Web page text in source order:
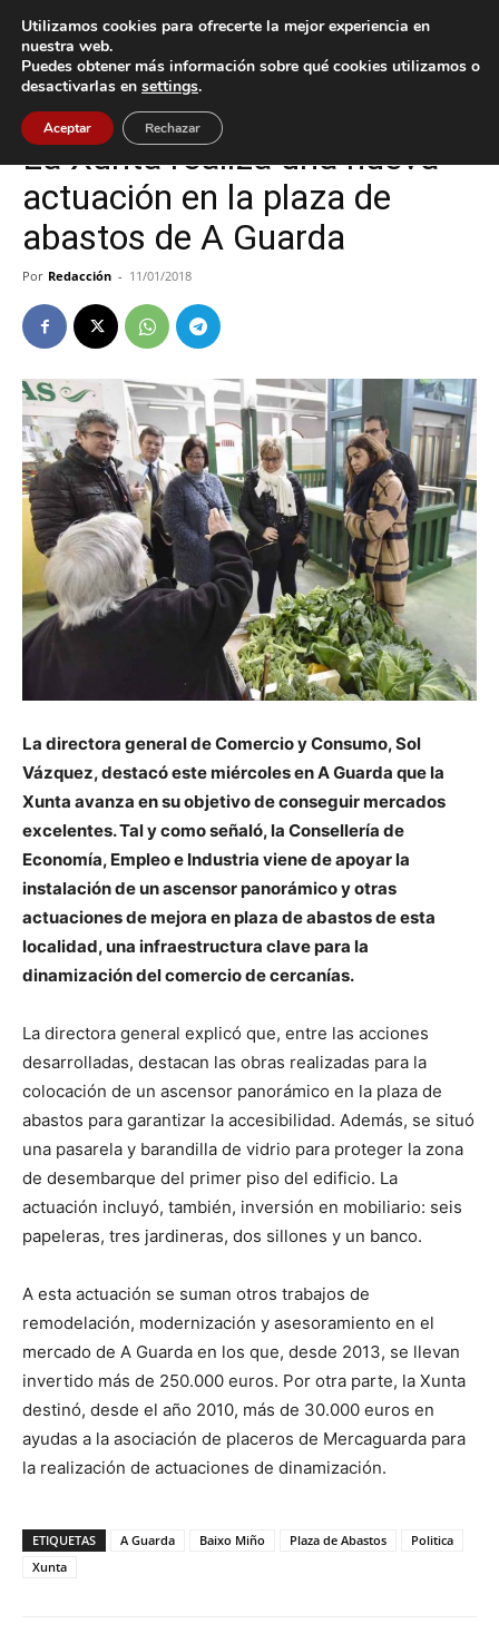
Inicio A Guarda
A Guarda Política
La Xunta realiza una nueva
actuación en la plaza de
abastos de A Guarda
Por Redacción - 11/01/2018
La directora general de Comercio y Consumo, Sol
Vázquez, destacó este miércoles en A Guarda que la
Xunta avanza en su objetivo de conseguir mercados
excelentes. Tal y como señaló, la Consellería de
Economía, Empleo e Industria viene de apoyar la
instalación de un ascensor panorámico y otras
actuaciones de mejora en plaza de abastos de esta
localidad, una infraestructura clave para la
dinamización del comercio de cercanías.
La directora general explicó que, entre las acciones
desarrolladas, destacan las obras realizadas para la
colocación de un ascensor panorámico en la plaza de
abastos para garantizar la accesibilidad. Además, se situó
una pasarela y barandilla de vidrio para proteger la zona
de desembarque del primer piso del edificio. La
actuación incluyó, también, inversión en mobiliario: seis
papeleras, tres jardineras, dos sillones y un banco.
A esta actuación se suman otros trabajos de
remodelación, modernización y asesoramiento en el
mercado de A Guarda en los que, desde 2013, se llevan
invertido más de 250.000 euros. Por otra parte, la Xunta
destinó, desde el año 2010, más de 30.000 euros en
ayudas a la asociación de placeros de Mercaguarda para
la realización de actuaciones de dinamización.
ETIQUETAS A Guarda Baixo Miño Plaza de Abastos
Politica
Xunta
Utilizamos cookies para ofrecerte la mejor experiencia en
nuestra web.
Puedes obtener más información sobre qué cookies utilizamos o
desactivarlas en settings.
Aceptar Rechazar